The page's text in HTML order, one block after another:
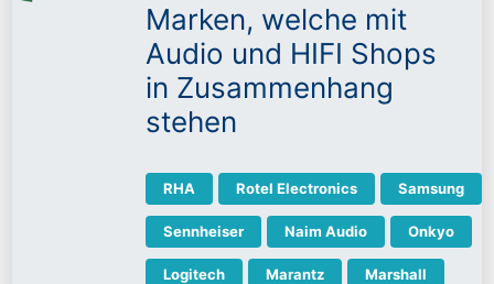
Marken, welche mit
Audio und HIFI Shops
in Zusammenhang
stehen
RHA Rotel Electronics Samsung
Sennheiser Naim Audio Onkyo
Logitech Marantz Marshall